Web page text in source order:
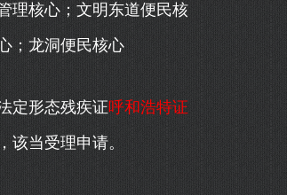
理核心；文明东道便民核
；龙洞便民核心
定形态残疾证呼和浩特证
该当受理申请。